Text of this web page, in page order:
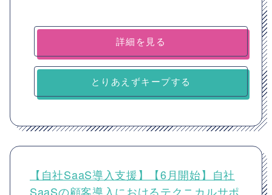
詳細を見る
とりあえずキープする
【自社SaaS導入支援】【6月開始】自社
SaaSの顧客導入におけるテクニカルサポ